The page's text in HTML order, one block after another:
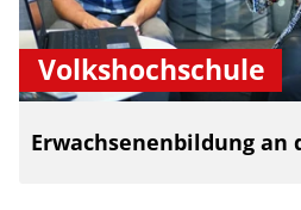
Volkshochschule
Erwachsenenbildung an